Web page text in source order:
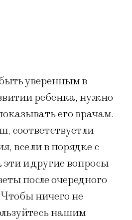
уверенным в
ребенка, нужно
его врачам.
соответствует ли
все ли в порядке с
и другие вопросы
после очередного
ничего не
нашим